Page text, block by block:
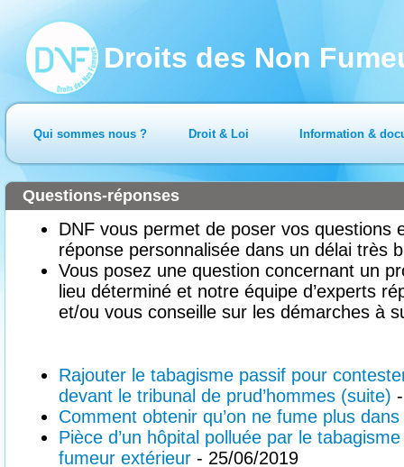
Droits des Non
Qui sommes nous ? Droit & Loi Information &
DNF vous permet de poser vos questions
réponse personnalisée dans un délai très
Vous posez une question concernant un
lieu déterminé et notre équipe d’experts
et/ou vous conseille sur les démarches à
Questions-réponses
Rajouter le tabagisme passif pour
devant le tribunal de prud’hommes (suite)
Comment obtenir qu’on ne fume plus
Pièce d’un hôpital polluée par le
fumeur extérieur - 25/06/2019